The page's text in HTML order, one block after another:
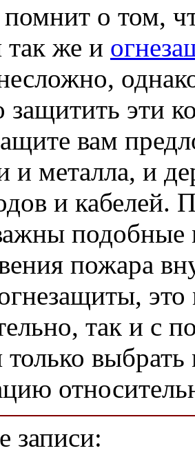
о том,
так же и
защитить эти
вам
и металла, и
и
подобные
пожара
это
так и с
только
записи: